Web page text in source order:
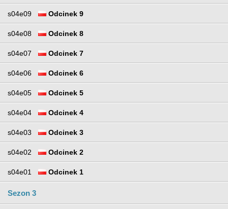
s04e09 Odcinek 9
s04e08 Odcinek 8
s04e07 Odcinek 7
s04e06 Odcinek 6
s04e05 Odcinek 5
s04e04 Odcinek 4
s04e03 Odcinek 3
s04e02 Odcinek 2
s04e01 Odcinek 1
Sezon 3